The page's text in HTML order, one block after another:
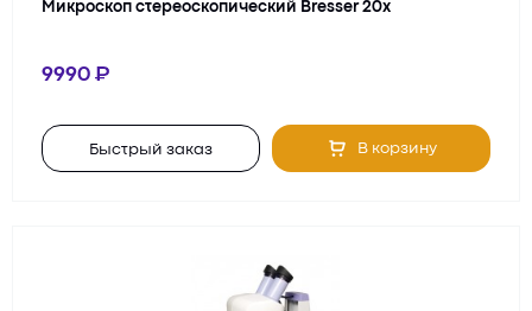
Микроскоп стереоскопический Bresser 20x
9990
Быстрый заказ В корзину